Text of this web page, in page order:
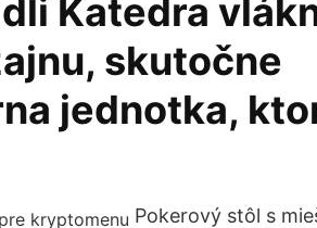
Katedra
skutočne
jednotka,
Pokerový stôl s